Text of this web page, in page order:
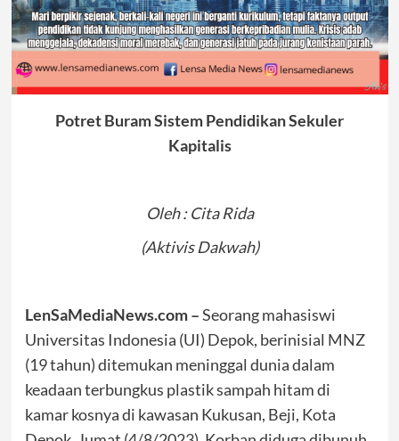
Potret Buram Sistem Pendidikan Sekuler
Kapitalis
Oleh : Cita Rida
(Aktivis Dakwah)
LenSaMediaNews.com –Seorang mahasiswi
Universitas Indonesia (UI) Depok, berinisial MNZ
(19 tahun) ditemukan meninggal dunia dalam
keadaan terbungkus plastik sampah hitam di
kamar kosnya di kawasan Kukusan, Beji, Kota